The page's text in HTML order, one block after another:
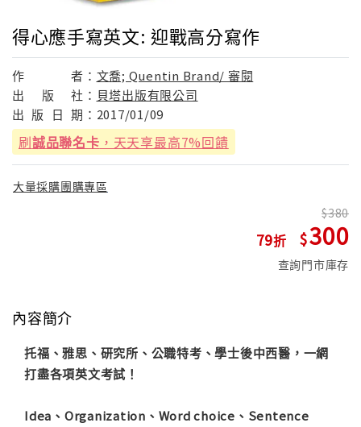
得心應手寫英文: 迎戰高分寫作
作 者： 文喬; Quentin Brand/ 審閱
出
版 社： 貝塔出版有限公司
出 版 日 期： 2017/01/09
刷誠品聯名卡 ，天天享最高7%回饋
大量採購團購專區
79
380
300
查詢門市庫存
內容簡介
托福、雅思、研究所、公職特考、學士後中西醫，一網
打盡各項英文考試！
Idea、Organization、Word choice、Sentence